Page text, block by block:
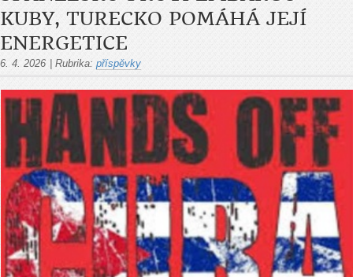
KUBY, TURECKO POMÁHÁ JEJÍ
ENERGETICE
6. 4. 2026 Rubrika: příspěvky